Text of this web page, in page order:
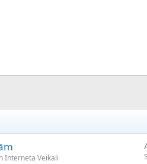
Interneta Veikali